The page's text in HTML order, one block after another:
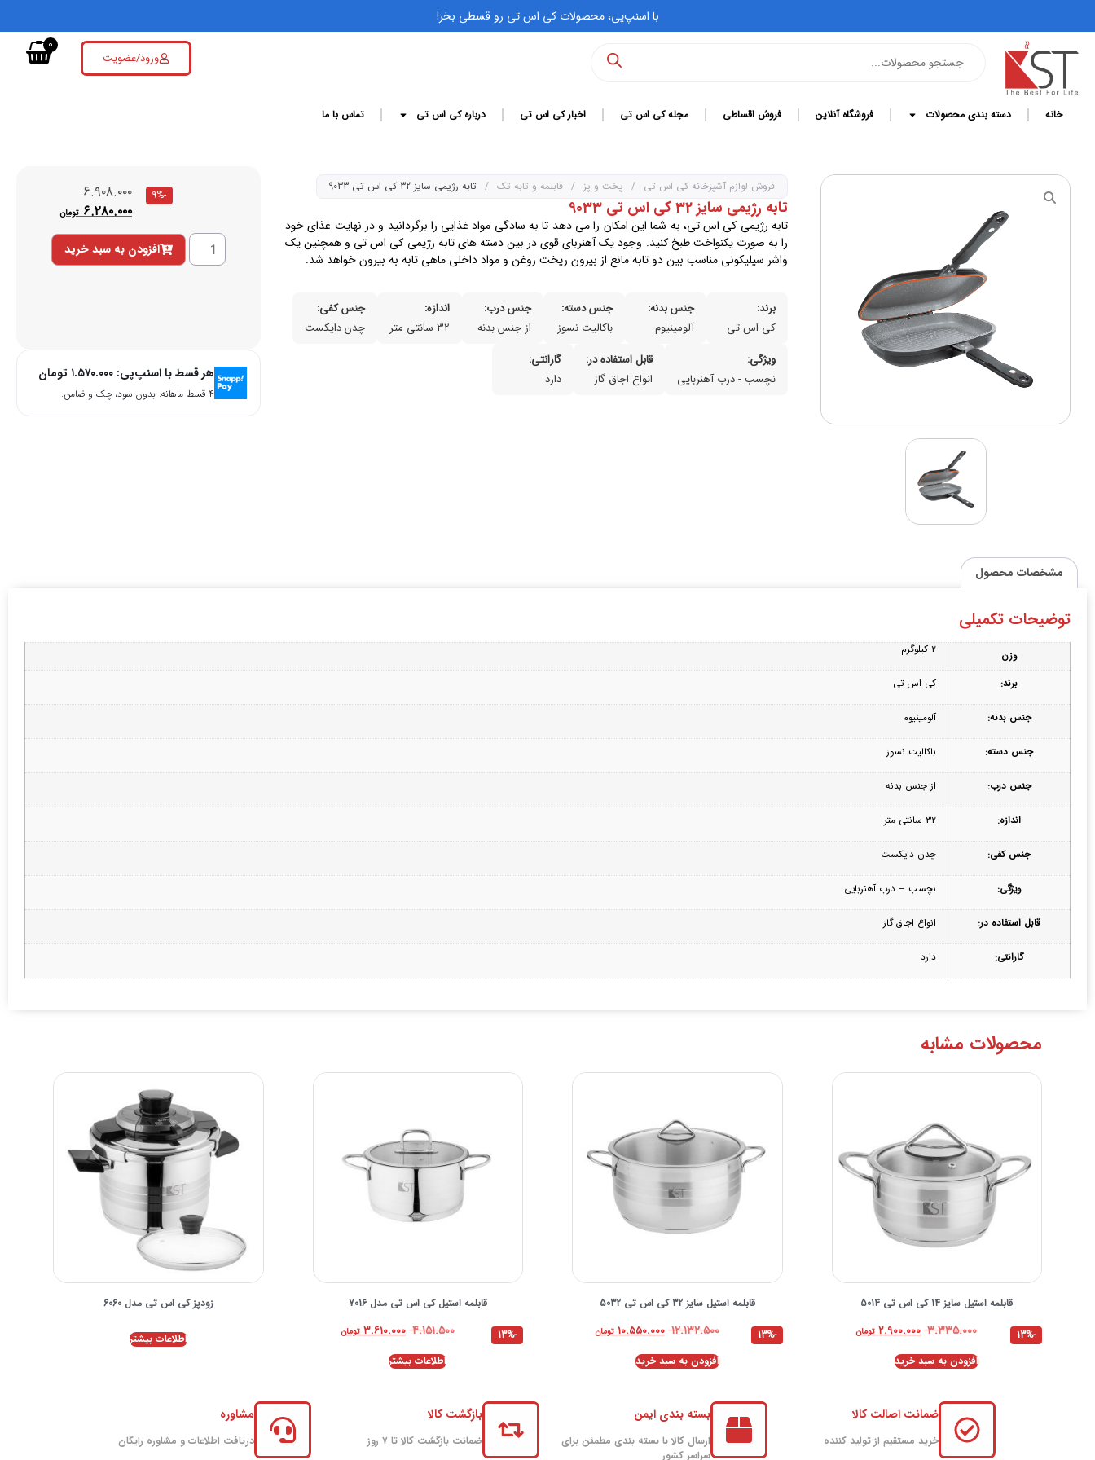
با اسنپ‌پی، محصولات کی اس تی رو قسطی بخر!
ورود/عضویت
0
خانه دسته بندی محصولات فروشگاه آنلاین فروش اقساطی مجله کی اس تی اخبار کی اس تی درباره کی اس تی تماس با ما
فروش لوازم آشپزخانه کی اس تی / پخت و پز / قابلمه و تابه تک / تابه رژیمی سایز 32 کی اس تی 9033
تابه رژیمی سایز 32 کی اس تی 9033
تابه رژیمی کی اس تی، به شما این امکان را می دهد تا به سادگی مواد غذایی را برگردانید و در نهایت غذای خود
را به صورت یکنواخت طبخ کنید. وجود یک آهنربای قوی در بین دسته های تابه رژیمی کی اس تی و همچنین یک
واشر سیلیکونی مناسب بین دو تابه مانع از بیرون ریخت روغن و مواد داخلی ماهی تابه به بیرون خواهد شد.
برند:
کی اس تی
جنس بدنه:
آلومینیوم
جنس دسته:
باکالیت نسوز
جنس درب:
از جنس بدنه
اندازه:
32 سانتی متر
جنس کفی:
چدن دایکست
ویژگی:
نچسب - درب آهنربایی
قابل استفاده در:
انواع اجاق گاز
گارانتی:
دارد
۶.۹۰۸.۰۰۰
۶.۲۸۰.۰۰۰ تومان
-9%
افزودن به سبد خرید
هر قسط با اسنپ‌پی:۱.۵۷۰.۰۰۰ تومان
۴ قسط ماهانه. بدون سود، چک و ضامن.
مشخصات محصول
توضیحات تکمیلی
وزن 2 کیلوگرم
برند: کی اس تی
جنس بدنه: آلومینیوم
جنس دسته: باکالیت نسوز
جنس درب: از جنس بدنه
اندازه: 32 سانتی متر
جنس کفی: چدن دایکست
ویژگی: نچسب – درب آهنربایی
قابل استفاده در: انواع اجاق گاز
گارانتی: دارد
محصولات مشابه
قابلمه استیل سایز 14 کی اس تی 5014
۳.۳۳۵.۰۰۰ ۲.۹۰۰.۰۰۰ تومان
-13%
افزودن به سبد خرید
قابلمه استیل سایز 32 کی اس تی 5032
۱۲.۱۳۲.۵۰۰ ۱۰.۵۵۰.۰۰۰ تومان
-13%
افزودن به سبد خرید
قابلمه استيل کی اس تی مدل 7016
۴.۱۵۱.۵۰۰ ۳.۶۱۰.۰۰۰ تومان
-13%
اطلاعات بیشتر
زودپز کی اس تی مدل 6060
اطلاعات بیشتر
ضمانت اصالت کالا
خرید مستقیم از تولید کننده
بسته بندی ایمن
ارسال کالا با بسته بندی مطمئن برای
سراسر کشور
بازگشت کالا
ضمانت بازگشت کالا تا ۷ روز
مشاوره
دریافت اطلاعات و مشاوره رایگان